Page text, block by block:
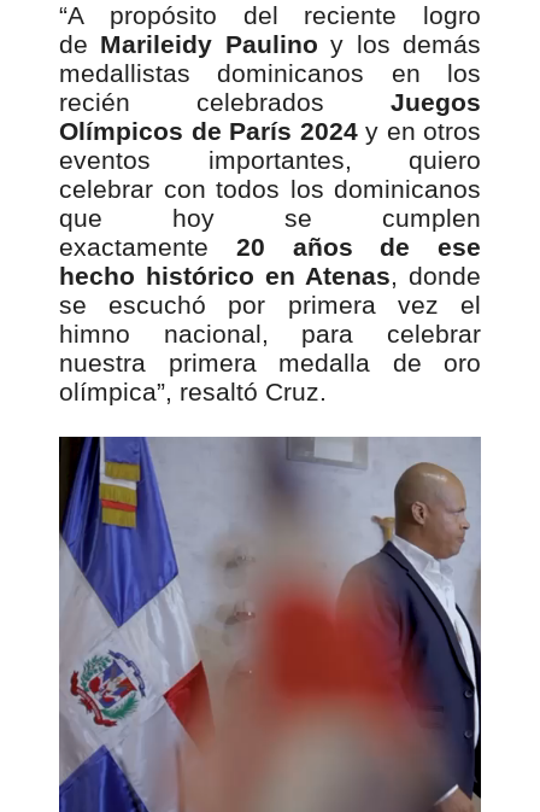
“A propósito del reciente logro
de Marileidy Paulino y los demás
medallistas dominicanos en los
recién celebrados Juegos
Olímpicos de París 2024y en otros
eventos importantes, quiero
celebrar con todos los dominicanos
que hoy se cumplen
exactamente 20 años de ese
hecho histórico en Atenas, donde
se escuchó por primera vez el
himno nacional, para celebrar
nuestra primera medalla de oro
olímpica”, resaltó Cruz.
p
r
o
o
d
e